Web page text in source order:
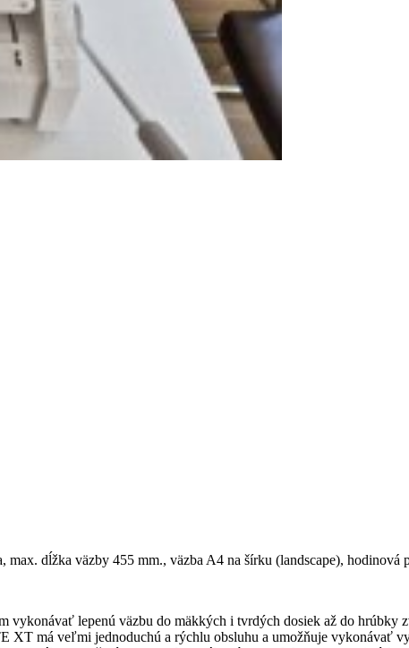
dĺžka väzby 455 mm., väzba A4 na šírku (landscape), hodinová
vykonávať lepenú väzbu do mäkkých i tvrdých dosiek až do hrúbky
XT má veľmi jednoduchú a rýchlu obsluhu a umožňuje vykonávať